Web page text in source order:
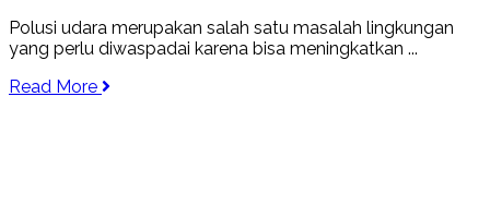
Polusi udara merupakan salah satu masalah lingkungan
yang perlu diwaspadai karena bisa meningkatkan ...
Read More